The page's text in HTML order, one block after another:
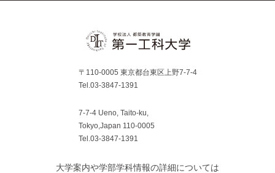
〒110-0005 東京都台東区上野7-7-4
Tel.03-3847-1391
7-7-4 Ueno, Taito-ku,
Tokyo,Japan 110-0005
Tel.03-3847-1391
大学案内や学部学科情報の詳細については